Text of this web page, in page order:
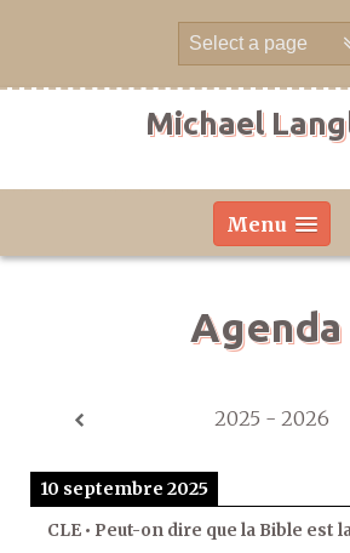
Michael
Menu
Agenda
2025 - 2026
10 septembre 2025
CLE • Peut-on dire que la Bible est